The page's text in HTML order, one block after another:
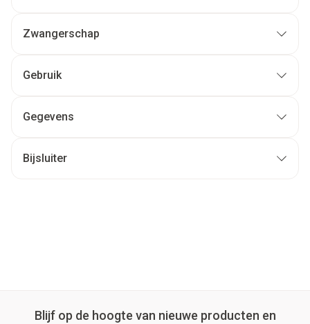
Zwangerschap
Gebruik
Gegevens
Bijsluiter
Blijf op de hoogte van nieuwe producten en